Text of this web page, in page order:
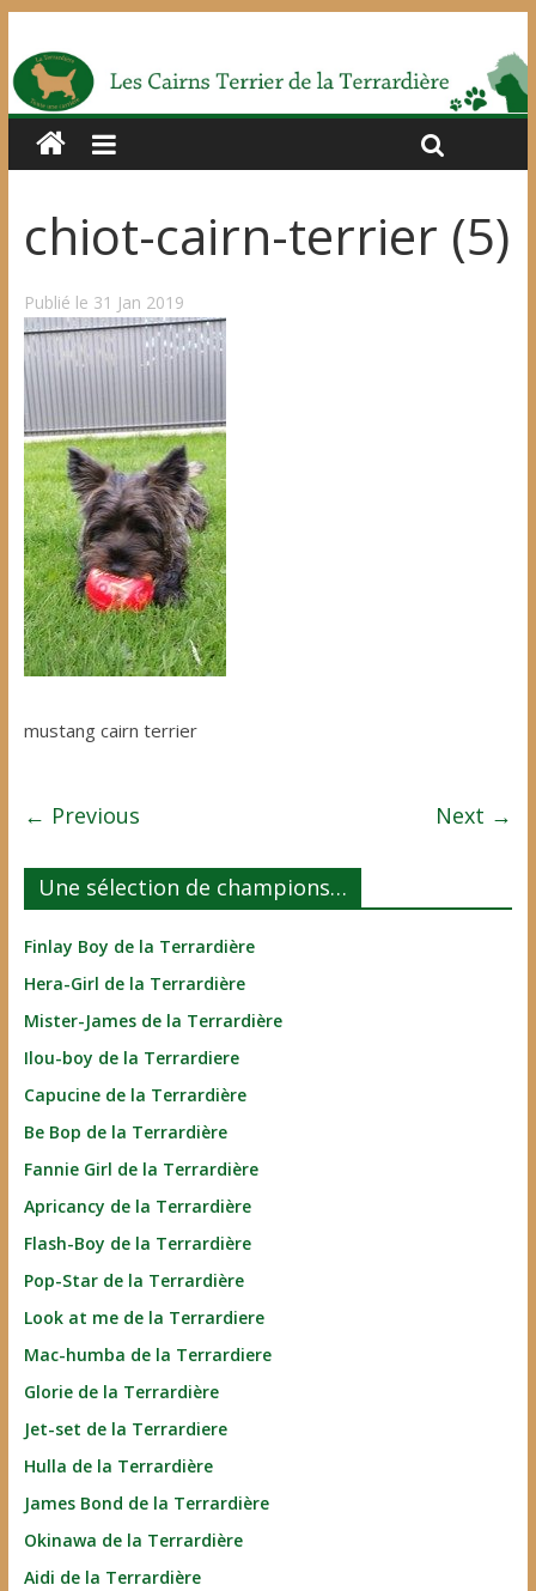
chiot-cairn-terrier (5)
Publié le 31 Jan 2019
mustang cairn terrier
← Previous Next →
Une sélection de champions…
Finlay Boy de la Terrardière
Hera-Girl de la Terrardière
Mister-James de la Terrardière
Ilou-boy de la Terrardiere
Capucine de la Terrardière
Be Bop de la Terrardière
Fannie Girl de la Terrardière
Apricancy de la Terrardière
Flash-Boy de la Terrardière
Pop-Star de la Terrardière
Look at me de la Terrardiere
Mac-humba de la Terrardiere
Glorie de la Terrardière
Jet-set de la Terrardiere
Hulla de la Terrardière
James Bond de la Terrardière
Okinawa de la Terrardière
Aidi de la Terrardière